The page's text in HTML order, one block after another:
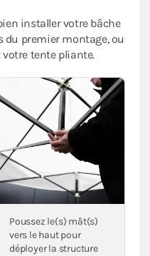
installer votre bâche
premier montage, ou
tente pliante.
Poussez le(s) mât(s)
vers le haut pour
déployer la structure